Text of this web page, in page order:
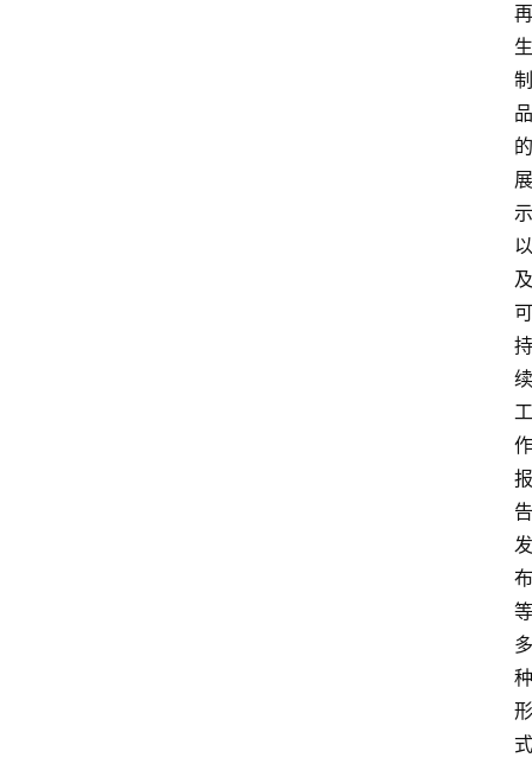
再
生
制
品
的
展
示
以
及
可
持
续
工
作
报
告
发
布
等
多
种
形
式